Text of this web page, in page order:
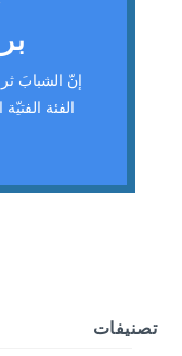
إنّ الشبابَ
الفئة
اجتماعات خاصة